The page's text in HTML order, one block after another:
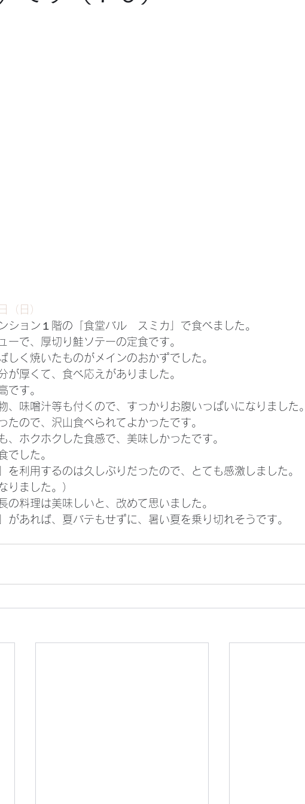
（日）
ション１階の「食堂バル　スミカ」で食べました。
ーで、厚切り鮭ソテーの定食です。
しく焼いたものがメインのおかずでした。
が厚くて、食べ応えがありました。
です。
、味噌汁等も付くので、すっかりお腹いっぱいになりました。
たので、沢山食べられてよかったです。
、ホクホクした食感で、美味しかったです。
でした。
を利用するのは久しぶりだったので、とても感激しました。
りました。）
の料理は美味しいと、改めて思いました。
があれば、夏バテもせずに、暑い夏を乗り切れそうです。